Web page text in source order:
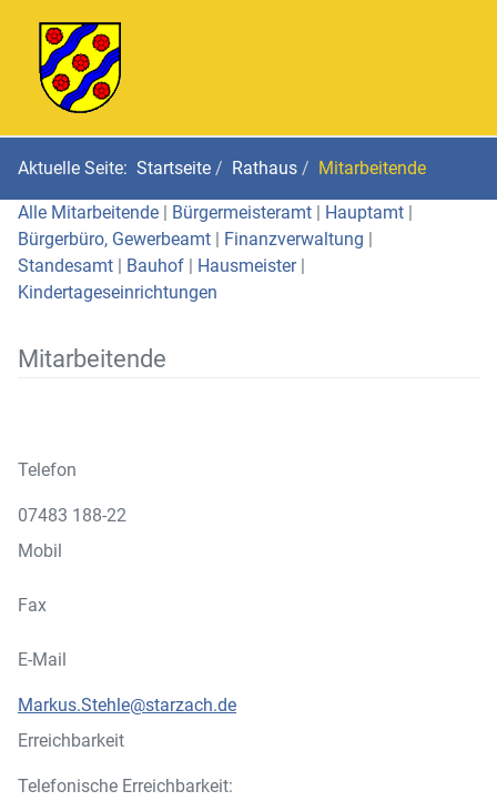
Aktuelle Seite: Startseite Rathaus Mitarbeitende
Alle Mitarbeitende | Bürgermeisteramt | Hauptamt |
Bürgerbüro, Gewerbeamt | Finanzverwaltung |
Standesamt | Bauhof | Hausmeister|
Kindertageseinrichtungen
Mitarbeitende
Telefon
07483 188-22
Mobil
Fax
E-Mail
Markus.Stehle@starzach.de
Erreichbarkeit
Telefonische Erreichbarkeit: